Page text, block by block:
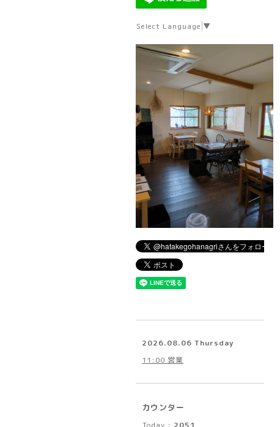
Select Language ▼
2026.08.06 Thursday
11:00 営業
カウンター
Today : 2051